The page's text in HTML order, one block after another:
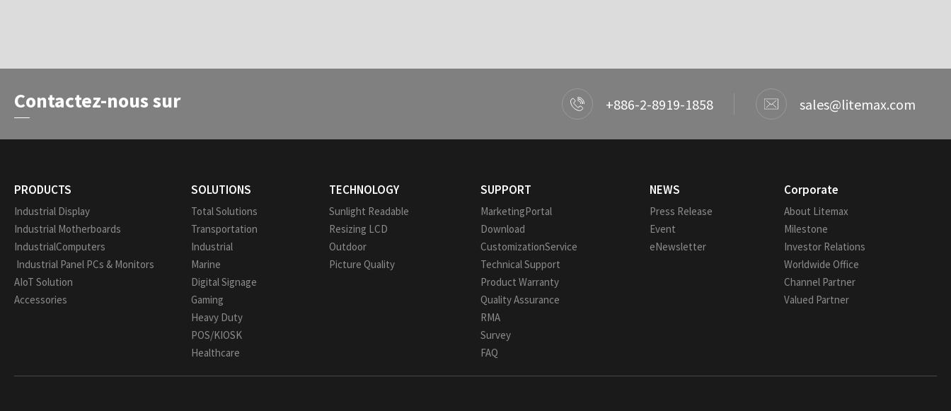
Contactez-nous sur +886-2-8919-1858 sales@litemax.com
PRODUCTS
Industrial Display
Industrial Motherboards
IndustrialComputers
Industrial Panel PCs & Monitors
AIoT Solution
Accessories
SOLUTIONS
Total Solutions
Transportation
Industrial
Marine
Digital Signage
Gaming
Heavy Duty
POS/KIOSK
Healthcare
TECHNOLOGY
Sunlight Readable
Resizing LCD
Outdoor
Picture Quality
SUPPORT
MarketingPortal
Download
CustomizationService
Technical Support
Product Warranty
Quality Assurance
RMA
Survey
FAQ
NEWS
Press Release
Event
eNewsletter
Corporate
About Litemax
Milestone
Investor Relations
Worldwide Office
Channel Partner
Valued Partner